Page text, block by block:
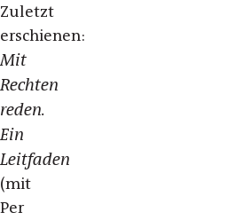
Zuletzt
erschienen:
Mit
Rechten
reden.
Ein
Leitfaden
(mit
Per